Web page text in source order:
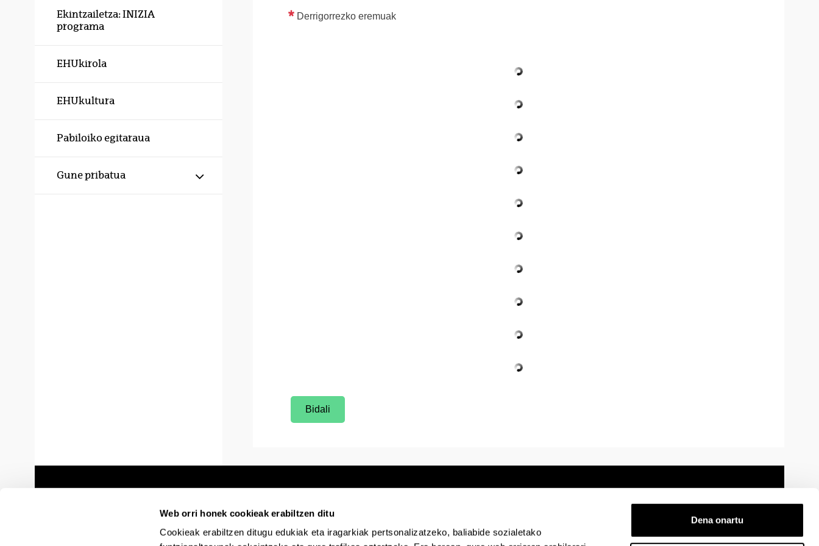
Web orri honek cookieak erabiltzen ditu
Cookieak erabiltzen ditugu edukiak eta iragarkiak pertsonalizatzeko, baliabide sozialetako
Dena onartu
Ekintzailetza: INIZIA
programa
EHUkirola
EHUkultura
Pabiloiko egitaraua
Gune pribatua Erakutsi/izkutatu azpiorriak
Derrigorrezko eremuak
Bidali
Egoitza elektronikoa Irisgarritasuna Lege oharra Laguntza Kontaktua